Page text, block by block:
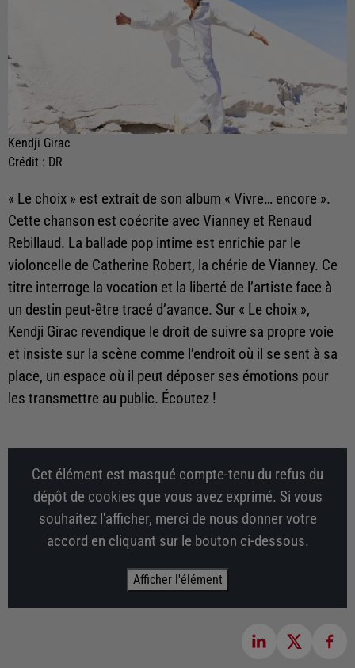
Kendji Girac
Crédit : DR
« Le choix » est extrait de son album « Vivre… encore ».
Cette chanson est coécrite avec Vianney et Renaud
Rebillaud. La ballade pop intime est enrichie par le
violoncelle de Catherine Robert, la chérie de Vianney. Ce
titre interroge la vocation et la liberté de l’artiste face à
un destin peut-être tracé d’avance. Sur « Le choix »,
Kendji Girac revendique le droit de suivre sa propre voie
et insiste sur la scène comme l’endroit où il se sent à sa
place, un espace où il peut déposer ses émotions pour
les transmettre au public. Écoutez !
Cet élément est masqué compte-tenu du refus du
dépôt de cookies que vous avez exprimé. Si vous
souhaitez l'afficher, merci de nous donner votre
accord en cliquant sur le bouton ci-dessous.
Afficher l'élément